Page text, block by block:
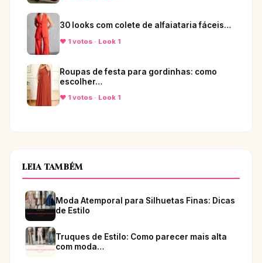
30 looks com colete de alfaiataria fáceis…
♥ 1 votos · Look 1
Roupas de festa para gordinhas: como
escolher…
♥ 1 votos · Look 1
LEIA TAMBÉM
Moda Atemporal para Silhuetas Finas: Dicas
de Estilo
Truques de Estilo: Como parecer mais alta
com moda…